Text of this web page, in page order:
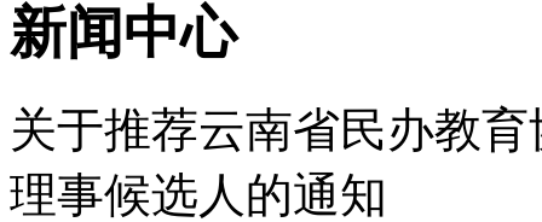
新闻中心
关于推荐云南省民办教
理事候选人的通知